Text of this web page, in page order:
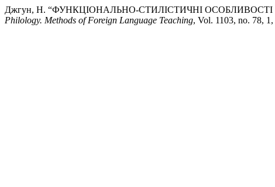
Джгун, Н. “ФУНКЦІОНАЛЬНО-СТИЛІСТИЧНІ
Philology. Methods of Foreign Language Teaching, Vol. 1103, no. 78,